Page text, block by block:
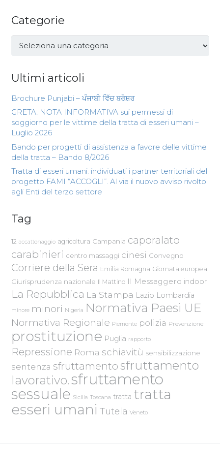
Categorie
Categorie
Ultimi articoli
Brochure Punjabi – ਪੰਜਾਬੀ ਵਿੱਚ ਬਰੋਸ਼ਰ
GRETA: NOTA INFORMATIVA sui permessi di
soggiorno per le vittime della tratta di esseri umani –
Luglio 2026
Bando per progetti di assistenza a favore delle vittime
della tratta – Bando 8/2026
Tratta di esseri umani: individuati i partner territoriali del
progetto FAMI “ACCOGLI”. Al via il nuovo avviso rivolto
agli Enti del terzo settore
Tag
12 accattonaggio agricoltura Campania caporalato
carabinieri centro massaggi cinesi Convegno
Corriere della Sera Emilia Romagna Giornata europea
Giurisprudenza nazionale Il Mattino Il Messaggero indoor
La Repubblica La Stampa Lazio Lombardia
minore minori Nigeria Normativa Paesi UE
Normativa Regionale Piemonte polizia Prevenzione
prostituzione Puglia rapporto
Repressione Roma schiavitù sensibilizzazione
sentenza sfruttamento sfruttamento
lavorativo.sfruttamento
sessuale Sicilia Toscana tratta tratta
esseri umani Tutela Veneto